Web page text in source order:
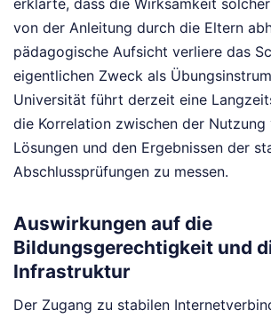
erklärte, dass die Wirksamkeit
von der Anleitung durch die Eltern
pädagogische Aufsicht verliere das
eigentlichen Zweck als
Universität führt derzeit eine
die Korrelation zwischen der Nutzung
Lösungen und den Ergebnissen der
Abschlussprüfungen zu messen.
Auswirkungen auf die
Bildungsgerechtigkeit und
Infrastruktur
Der Zugang zu stabilen